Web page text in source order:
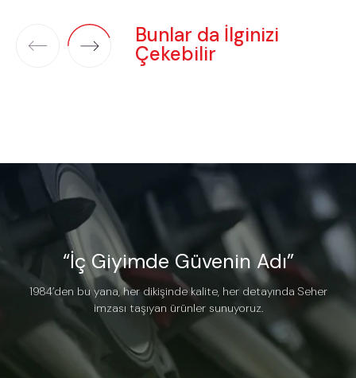
Bunlar da İlginizi
Çekebilir
“İç Giyimde Güvenin Adı”
1984’den bu yana, her dikişinde kalite, her detayında Seher
imzası taşıyan ürünler sunuyoruz.